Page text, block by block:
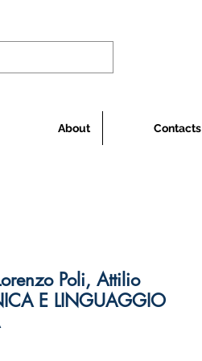
About Contacts
Poli, Attilio
E LINGUAGGIO